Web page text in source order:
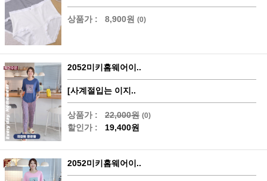
상품가 : 8,900원 (0)
2052미키홈웨어이..
[사계절입는 이지..
상품가 : 22,000원 (0)
할인가 : 19,400원
2052미키홈웨어이..